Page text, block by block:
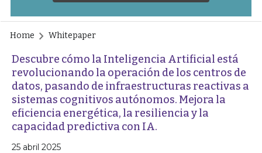
Home Whitepaper
Descubre cómo la Inteligencia Artificial está
revolucionando la operación de los centros de
datos, pasando de infraestructuras reactivas a
sistemas cognitivos autónomos. Mejora la
eficiencia energética, la resiliencia y la
capacidad predictiva con IA.
25 abril 2025